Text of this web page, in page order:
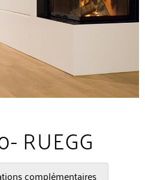
RUEGG
complémentaires